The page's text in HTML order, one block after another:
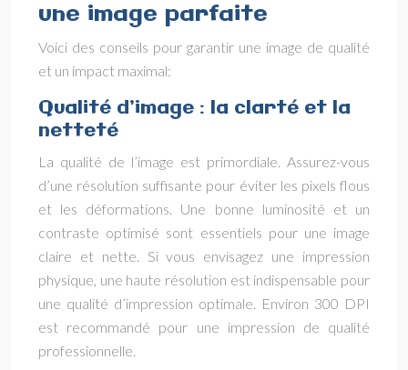
une image parfaite
Voici des conseils pour garantir une image de qualité
et un impact maximal:
Qualité d’image : la clarté et la
netteté
La qualité de l’image est primordiale. Assurez-vous
d’une résolution suffisante pour éviter les pixels flous
et les déformations. Une bonne luminosité et un
contraste optimisé sont essentiels pour une image
claire et nette. Si vous envisagez une impression
physique, une haute résolution est indispensable pour
une qualité d’impression optimale. Environ 300 DPI
est recommandé pour une impression de qualité
professionnelle.